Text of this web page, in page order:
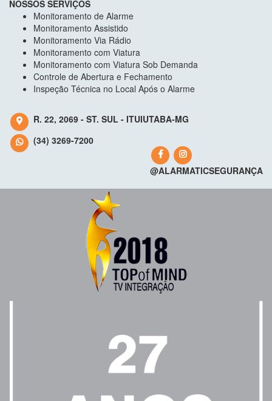
NOSSOS SERVIÇOS
Monitoramento de Alarme
Monitoramento Assistido
Monitoramento Via Rádio
Monitoramento com Viatura
Monitoramento com Viatura Sob Demanda
Controle de Abertura e Fechamento
Inspeção Técnica no Local Após o Alarme
R. 22, 2069 - ST. SUL - ITUIUTABA-MG
(34) 3269-7200
@ALARMATICSEGURANÇA